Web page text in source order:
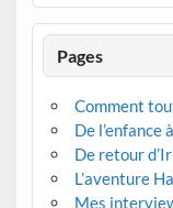
Pages
Comment
De l’enfance
De retour
L’aventure
Mes